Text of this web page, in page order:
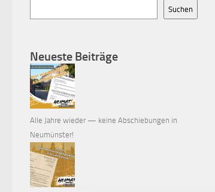
Suchen
Neueste Beiträge
Alle Jahre wieder — keine Abschiebungen in
Neumünster!